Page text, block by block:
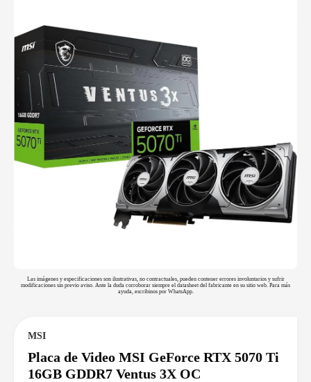
Las imágenes y especificaciones son ilustrativas, no contractuales, pueden contener errores involuntarios y sufrir
modificaciones sin previo aviso. Ante la duda corroborar siempre el datasheet del fabricante en su sitio web. Para más
ayuda, escribinos por WhatsApp.
MSI
Placa de Video MSI GeForce RTX 5070 Ti
16GB GDDR7 Ventus 3X OC